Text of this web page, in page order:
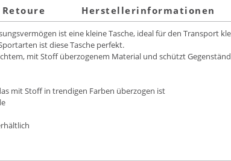
Herstellerinformationen
ist eine kleine Tasche, ideal für den
ist diese Tasche perfekt.
mit Stoff überzogenem Material und schützt
mit Stoff in trendigen Farben überzogen ist